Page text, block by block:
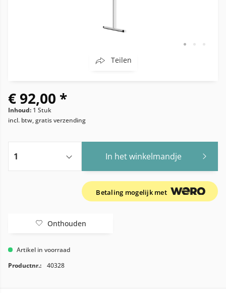
Teilen
€ 92,00 *
Inhoud: 1 Stuk
incl. btw, gratis verzending
In het winkelmandje
Betaling mogelijk met
Onthouden
Artikel in voorraad
Productnr.:
40328